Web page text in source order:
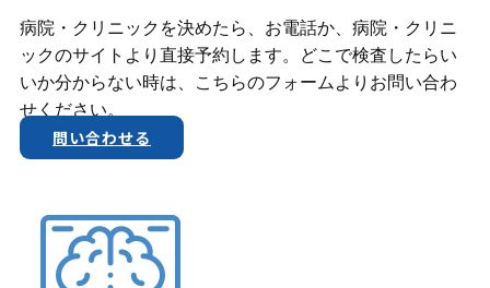
病院・クリニックを決めたら、お電話か、​病院・クリニ
ックのサイトより直接予約します。どこで検査したらい
いか分からない時は、こちらのフォームよりお問い合わ
せください。
問い合わせる